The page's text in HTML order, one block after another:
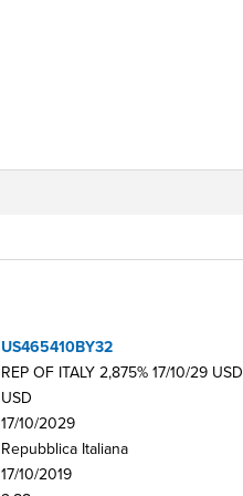
US465410BY32
REP OF ITALY 2,875% 17/10/29 USD
USD
17/10/2029
Repubblica Italiana
17/10/2019